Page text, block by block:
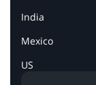
India
Mexico
US